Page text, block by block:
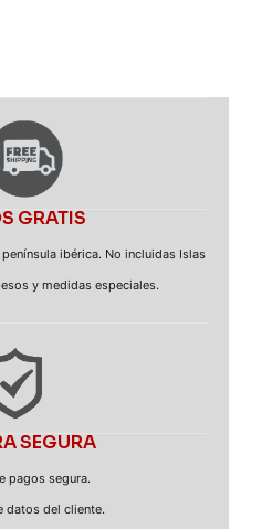
GRATIS
ibérica. No incluidas Islas
y medidas especiales.
SEGURA
pagos segura.
datos del cliente.